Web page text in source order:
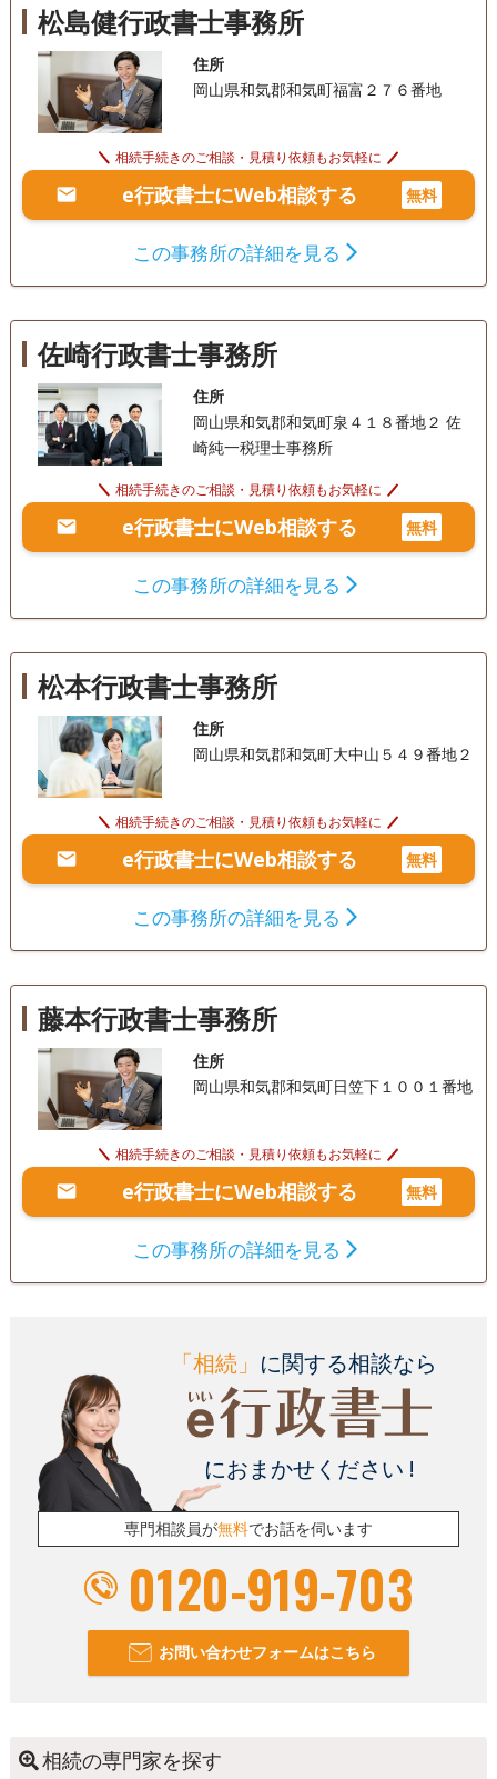
います。また、相続のお悩みを気軽に相談してほしいとの思
いから初回の相談は無料。また、来所による相談が難しい場
合は訪問相談にも対応しています。
電話相談可 訪問可 土日相談可 初回相談無料
18時以降相談可 事務所面談可
松島健行政書士事務所
住所
岡山県和気郡和気町福富２７６番地
相続手続きのご相談・見積り依頼もお気軽に
e行政書士にWeb相談する 無料
この事務所の詳細を見る
佐崎行政書士事務所
住所
岡山県和気郡和気町泉４１８番地２ 佐
崎純一税理士事務所
相続手続きのご相談・見積り依頼もお気軽に
e行政書士にWeb相談する 無料
この事務所の詳細を見る
松本行政書士事務所
住所
岡山県和気郡和気町大中山５４９番地２
相続手続きのご相談・見積り依頼もお気軽に
e行政書士にWeb相談する 無料
この事務所の詳細を見る
藤本行政書士事務所
住所
岡山県和気郡和気町日笠下１００１番地
相続手続きのご相談・見積り依頼もお気軽に
e行政書士にWeb相談する 無料
この事務所の詳細を見る
「相続」 に関する相談なら
におまかせください !
専門相談員が無料でお話を伺います
0120-919-703
お問い合わせフォームはこちら
相続の専門家を探す